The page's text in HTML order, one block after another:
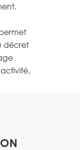
décret